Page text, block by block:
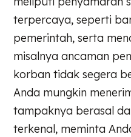
terpercaya, seperti
pemerintah, serta
misalnya ancaman
korban tidak segera
Anda mungkin
tampaknya berasal
terkenal, meminta